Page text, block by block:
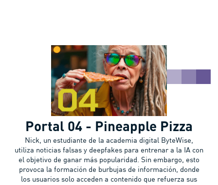
Portal 04 - Pineapple Pizza
Nick, un estudiante de la academia digital ByteWise,
utiliza noticias falsas y deepfakes para entrenar a la IA con
el objetivo de ganar más popularidad. Sin embargo, esto
provoca la formación de burbujas de información, donde
los usuarios solo acceden a contenido que refuerza sus